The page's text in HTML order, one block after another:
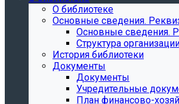
О библиотеке
Основные сведения.
Основные сведения.
Структура
История библиотеки
Документы
Документы
Учредительные
План финансово-